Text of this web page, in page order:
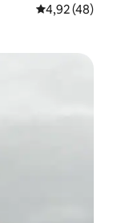
4,92 de uma
4,92 (48)